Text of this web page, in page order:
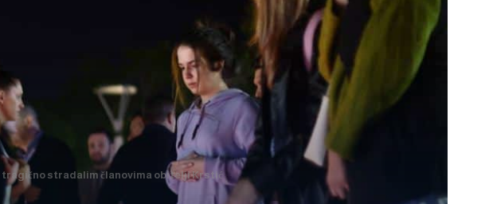
tragično stradalim članovima obitelji Krstić